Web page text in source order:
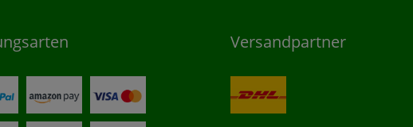
Versandpartner